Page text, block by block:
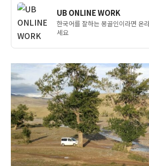
UB ONLINE WORK
한국어를 잘하는 몽골인이라면 온
세요